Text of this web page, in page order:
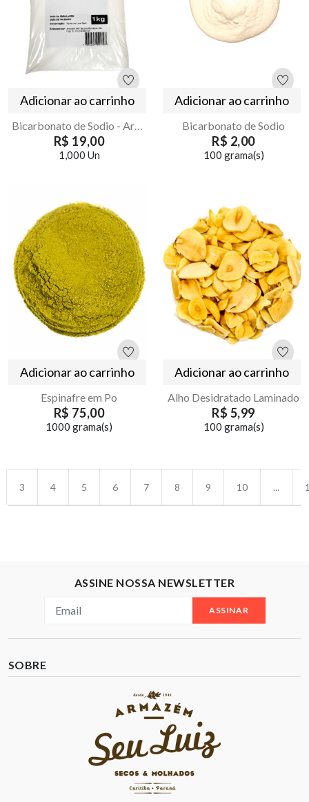
Adicionar ao carrinho
R$ 19,00
1,000 Un
Adicionar ao carrinho
Bicarbonato de Sodio
R$ 2,00
100 grama(s)
Adicionar ao carrinho
Espinafre em Po
R$ 75,00
1000 grama(s)
Adicionar ao carrinho
Alho Desidratado Laminado
R$ 5,99
100 grama(s)
3 4 5 6 7 8 9 10 ...
ASSINE NOSSA NEWSLETTER
ASSINAR
SOBRE